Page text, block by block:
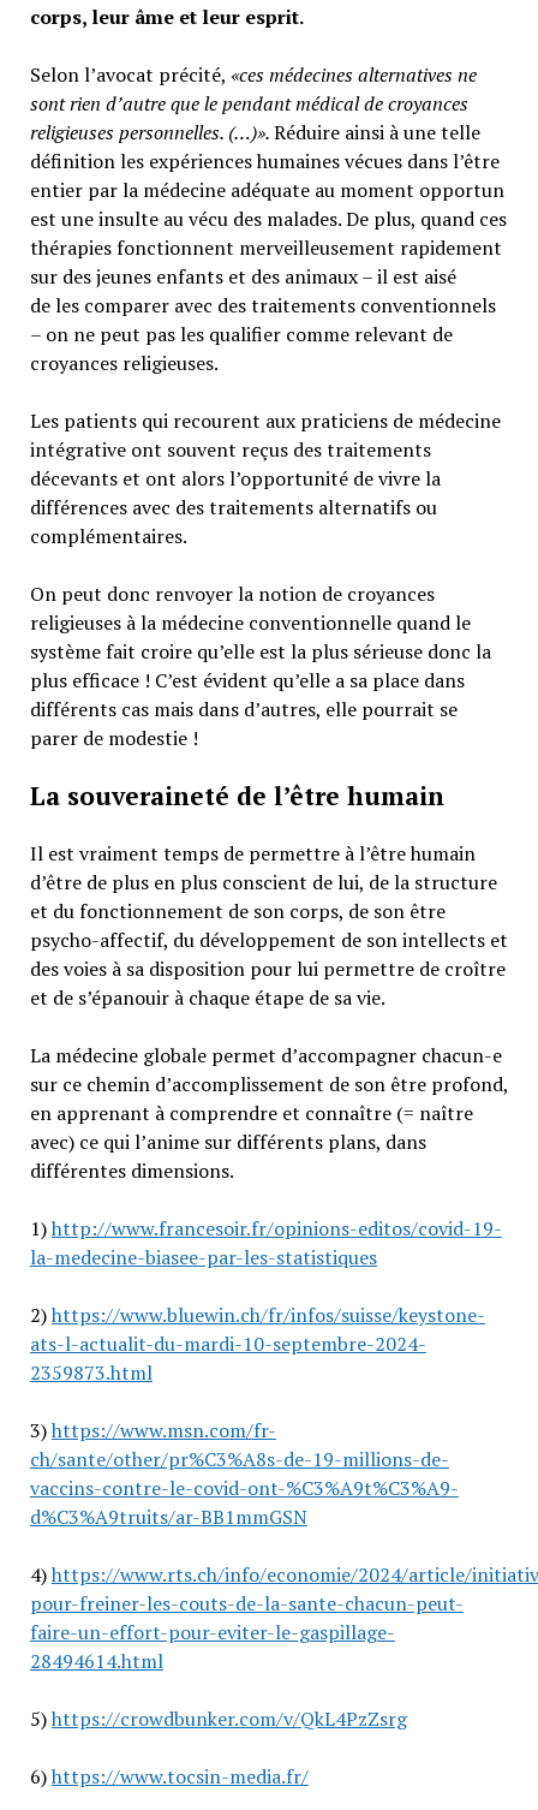
corps, leur âme et leur esprit.
Selon l’avocat précité, «ces médecines alternatives ne
sont rien d’autre que le pendant médical de croyances
religieuses personnelles. (…)».Réduire ainsi à une telle
définition les expériences humaines vécues dans l’être
entier par la médecine adéquate au moment opportun
est une insulte au vécu des malades. De plus, quand ces
thérapies fonctionnent merveilleusement rapidement
sur des jeunes enfants et des animaux – il est aisé
de les comparer avec des traitements conventionnels
– on ne peut pas les qualifier comme relevant de
croyances religieuses.
Les patients qui recourent aux praticiens de médecine
intégrative ont souvent reçus des traitements
décevants et ont alors l’opportunité de vivre la
différences avec des traitements alternatifs ou
complémentaires.
On peut donc renvoyer la notion de croyances
religieuses à la médecine conventionnelle quand le
système fait croire qu’elle est la plus sérieuse donc la
plus efficace ! C’est évident qu’elle a sa place dans
différents cas mais dans d’autres, elle pourrait se
parer de modestie !
La souveraineté de l’être humain
Il est vraiment temps de permettre à l’être humain
d’être de plus en plus conscient de lui, de la structure
et du fonctionnement de son corps, de son être
psycho-affectif, du développement de son intellects et
des voies à sa disposition pour lui permettre de croître
et de s’épanouir à chaque étape de sa vie.
La médecine globale permet d’accompagner chacun-e
sur ce chemin d’accomplissement de son être profond,
en apprenant à comprendre et connaître (= naître
avec) ce qui l’anime sur différents plans, dans
différentes dimensions.
1)http://www.francesoir.fr/opinions-editos/covid-19-
la-medecine-biasee-par-les-statistiques
2)https://www.bluewin.ch/fr/infos/suisse/keystone-
ats-l-actualit-du-mardi-10-septembre-2024-
2359873.html
3)https://www.msn.com/fr-
ch/sante/other/pr%C3%A8s-de-19-millions-de-
vaccins-contre-le-covid-ont-%C3%A9t%C3%A9-
d%C3%A9truits/ar-BB1mmGSN
4)https://www.rts.ch/info/economie/2024/article/
pour-freiner-les-couts-de-la-sante-chacun-peut-
faire-un-effort-pour-eviter-le-gaspillage-
28494614.html
5)https://crowdbunker.com/v/QkL4PzZsrg
6)https://www.tocsin-media.fr/